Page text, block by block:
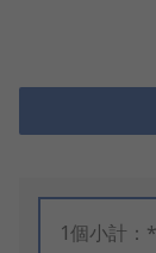
1個小計：*